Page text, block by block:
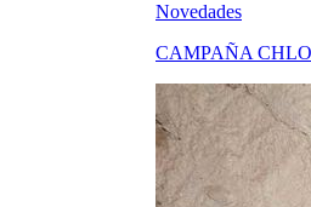
Novedades
CAMPAÑA